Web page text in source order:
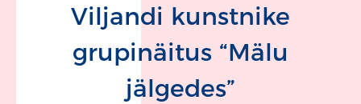
Viljandi kunstnike
grupinäitus “Mälu
jälgedes”